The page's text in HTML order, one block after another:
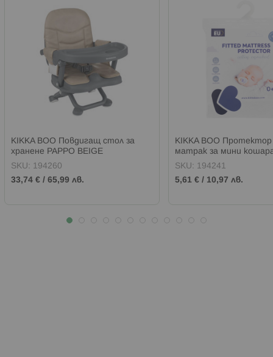
KIKKA BOO Повдигащ стол за
хранене PAPPO BEIGE
SKU: 194260
33,74 € / 65,99 лв.
KIKKA BOO Протектор
матрак за мини
80/50/2 см.
SKU: 194241
5,61 € / 10,97 лв.